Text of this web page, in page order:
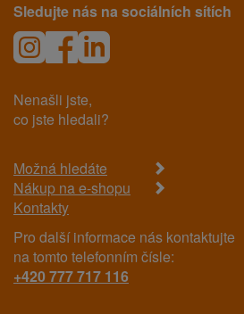
Sledujte nás na sociálních sítích
Nenašli jste,
co jste hledali?
Možná hledáte
Nákup na e-shopu
Kontakty
Pro další informace nás kontaktujte
na tomto telefonním čísle:
+420 777 717 116